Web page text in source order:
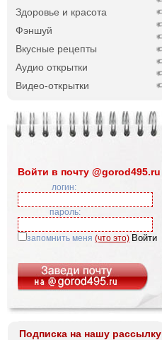
Здоровье и красота
Фэншуй
Вкусные рецепты
Аудио открытки
Видео-открытки
Войти в почту @gorod495.ru
логин:
пароль:
запомнить меня (что это)
Подписка на нашу рассылку